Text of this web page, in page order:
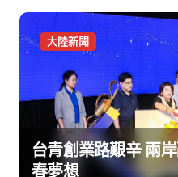
大陸新聞
台青創業路艱辛 兩
春夢想